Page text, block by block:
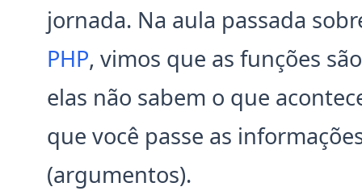
jornada. Na aula passada
PHP, vimos que as funções
elas não sabem o que
que você passe as
(argumentos).